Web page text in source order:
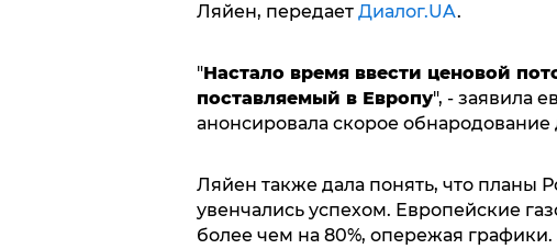
Ляйен, передает Диалог.UA.
"Настало время ввести ценовой
поставляемый в Европу", - заявила
анонсировала скорое
Ляйен также дала понять, что планы
увенчались успехом. Европейские
более чем на 80%, опережая